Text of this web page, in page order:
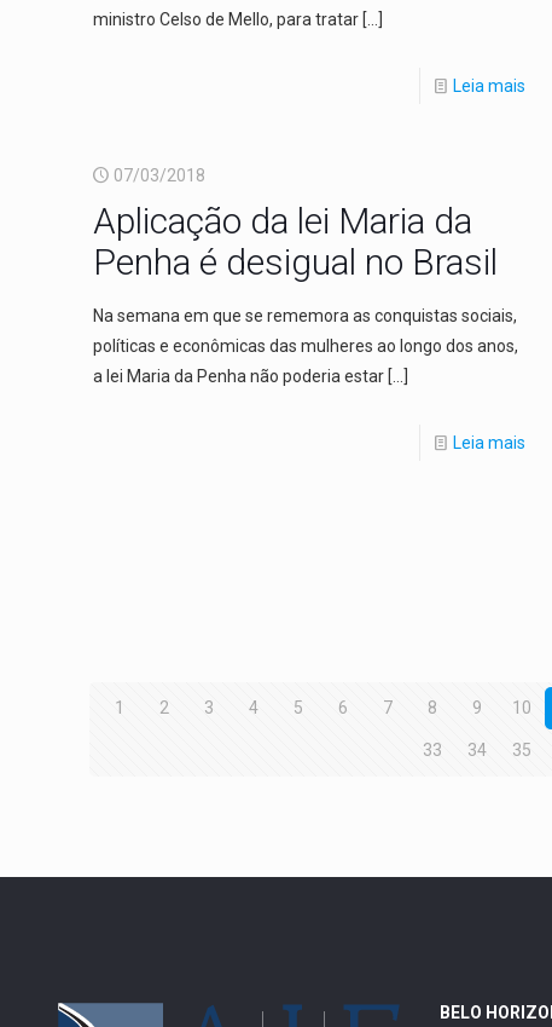
ministro Celso de Mello, para tratar[…]
Leia mais
07/03/2018
Aplicação da lei Maria da
Penha é desigual no Brasil
Na semana em que se rememora as conquistas sociais,
políticas e econômicas das mulheres ao longo dos anos,
a lei Maria da Penha não poderia estar[…]
Leia mais
1 2 3 4 5 6 7 8 9 10
33 34 35
BELO